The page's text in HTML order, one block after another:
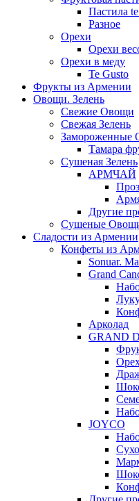
Пастила
Разное
Орехи
Орехи
Орехи в меду
Te Gusto
Фрукты из Армении
Овощи. Зелень
Свежие Овощи
Свежая Зелень
Замороженные
Тамара
Сушеная Зелень
АРМЧАЙ
Другие
Сушеные
Сладости из Армении
Конфеты из
Sonuar.
Grand
Арколад
GRAND
JOYCO